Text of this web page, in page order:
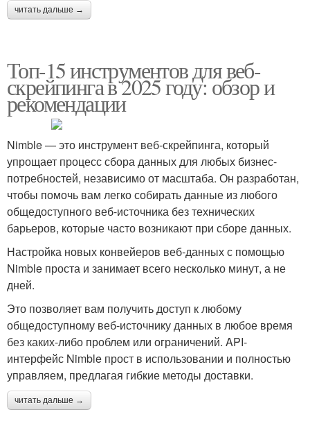
читать дальше →
Топ-15 инструментов для веб-
скрейпинга в 2025 году: обзор и
рекомендации
Nimble — это инструмент веб-скрейпинга, который
упрощает процесс сбора данных для любых бизнес-
потребностей, независимо от масштаба. Он разработан,
чтобы помочь вам легко собирать данные из любого
общедоступного веб-источника без технических
барьеров, которые часто возникают при сборе данных.
Настройка новых конвейеров веб-данных с помощью
Nimble проста и занимает всего несколько минут, а не
дней.
Это позволяет вам получить доступ к любому
общедоступному веб-источнику данных в любое время
без каких-либо проблем или ограничений. API-
интерфейс Nimble прост в использовании и полностью
управляем, предлагая гибкие методы доставки.
читать дальше →